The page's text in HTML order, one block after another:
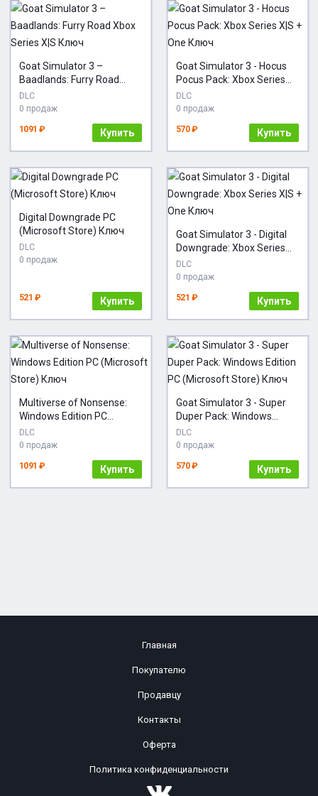
Goat Simulator 3 –
Baadlands: Furry Road
Xbox Series X|S Ключ
DLC
0 продаж
1091 ₽ Купить
Goat Simulator 3 - Hocus
Pocus Pack: Xbox Series
X|S + One Ключ
DLC
0 продаж
570 ₽ Купить
Digital Downgrade PC
(Microsoft Store) Ключ
DLC
0 продаж
521 ₽ Купить
Goat Simulator 3 - Digital
Downgrade: Xbox Series
X|S + One Ключ
DLC
0 продаж
521 ₽ Купить
Multiverse of Nonsense:
Windows Edition PC
(Microsoft Store) Ключ
DLC
0 продаж
1091 ₽ Купить
Goat Simulator 3 - Super
Duper Pack: Windows
Edition PC (Microsoft
Store) Ключ
DLC
0 продаж
570 ₽ Купить
Главная
Покупателю
Продавцу
Контакты
Оферта
Политика конфиденциальности